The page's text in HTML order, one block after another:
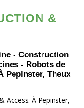
&
- Construction
- Robots de
Pepinster, Theux
Access. À Pepinster,